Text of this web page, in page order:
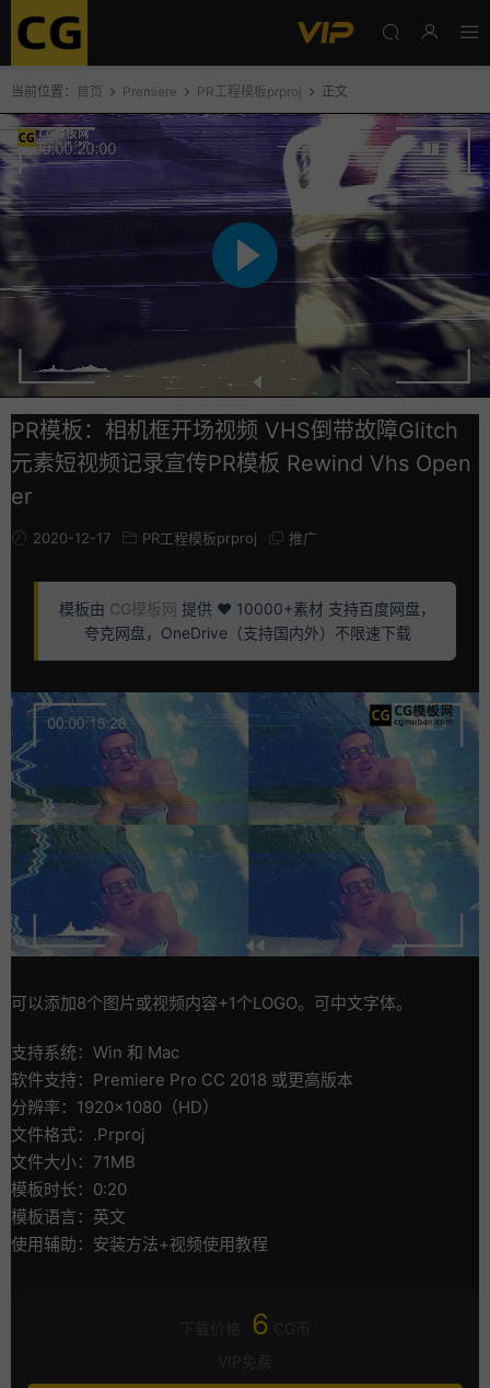
当前位置： 首页 Premiere PR工程模板prproj 正文
PR模板：相机框开场视频 VHS倒带故障Glitch
元素短视频记录宣传PR模板 Rewind Vhs Open
er
2020-12-17 PR工程模板prproj 推广
模板由 CG模板网 提供 ❤️ 10000+素材 支持百度网盘，
夸克网盘，OneDrive（支持国内外）不限速下载
可以添加8个图片或视频内容+1个LOGO。可中文字体。
支持系统：Win 和 Mac
软件支持：Premiere Pro CC 2018 或更高版本
分辨率：1920×1080（HD）
文件格式：.Prproj
文件大小：71MB
模板时长：0:20
模板语言：英文
使用辅助：安装方法+视频使用教程
6